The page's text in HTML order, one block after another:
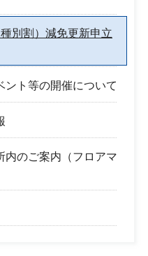
別割）減免更新申立
ント等の開催について
内のご案内（フロアマ